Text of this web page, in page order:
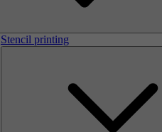
Stencil printing